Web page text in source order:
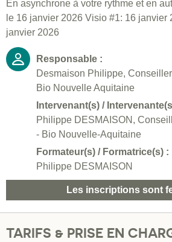
En asynchrone à votre rythme et en
le 16 janvier 2026 Visio #1: 16 janvier
janvier 2026
Responsable :
Desmaison Philippe,
Bio Nouvelle Aquitaine
Intervenant(s) /
Philippe DESMAISON,
- Bio Nouvelle-Aquitaine
Formateur(s) / Formatrice(s) :
Philippe DESMAISON
Les inscriptions sont
TARIFS & PRISE EN